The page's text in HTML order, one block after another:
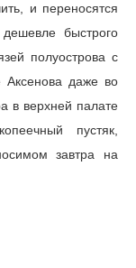
и переносятся
быстрого
полуострова с
даже во
в верхней палате
пустяк,
завтра на